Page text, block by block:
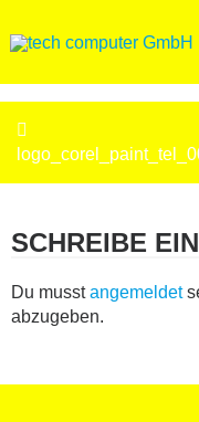
to
SCHREIBE
Du musstangemeldet
abzugeben.